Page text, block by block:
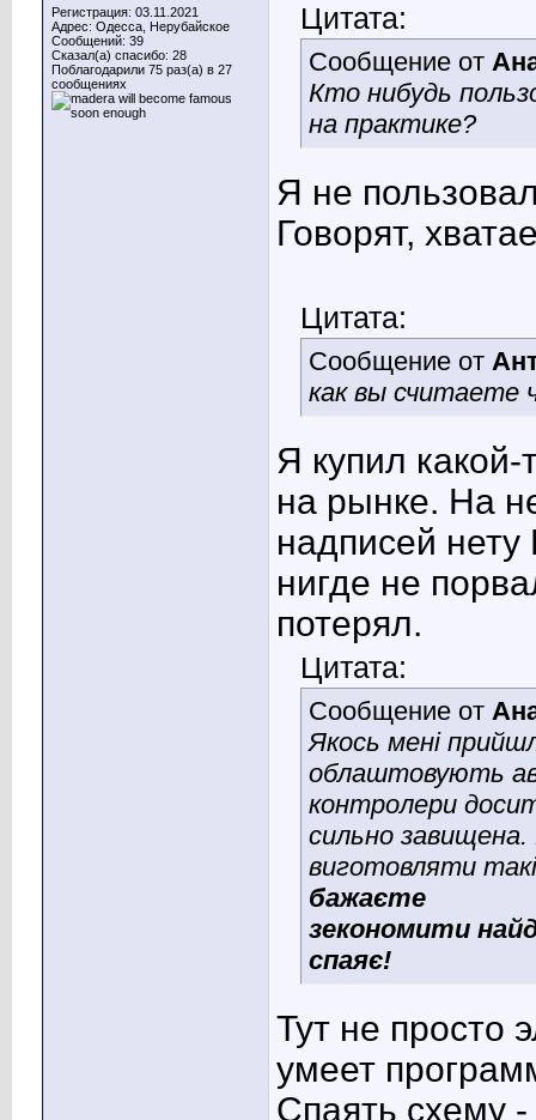
Регистрация: 03.11.2021
Адрес: Одесса, Нерубайское
Сообщений: 39
Сказал(а) спасибо: 28
Поблагодарили 75 раз(а) в 27
сообщениях
Цитата:
Сообщение от
Кто нибудь
на практике?
Я не
Говорят,
Цитата:
Сообщение от
как вы считаете
Я купил
на рынке. На
надписей нету
нигде не
потерял.
Цитата:
Сообщение от
Якось мені
облаштовують
контролери
сильно завищена.
виготовляти
бажаєте
зекономити
спаяє!
Тут не просто
умеет
Спаять схему